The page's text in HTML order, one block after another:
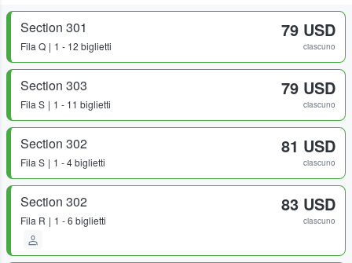
Section 301
Fila Q 1 - 12 biglietti
79 USD
ciascuno
Section 303
Fila S 1 - 11 biglietti
79 USD
ciascuno
Section 302
Fila S 1 - 4 biglietti
81 USD
ciascuno
Section 302
Fila R 1 - 6 biglietti
83 USD
ciascuno